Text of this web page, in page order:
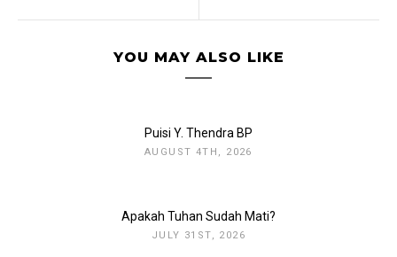
YOU MAY ALSO LIKE
Puisi Y. Thendra BP
AUGUST 4TH, 2026
Apakah Tuhan Sudah Mati?
JULY 31ST, 2026